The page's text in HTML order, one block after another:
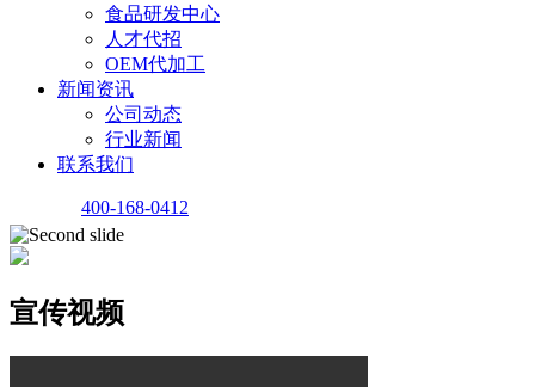
食品研发中心
人才代招
OEM代加工
新闻资讯
公司动态
行业新闻
联系我们
400-168-0412
宣传视频